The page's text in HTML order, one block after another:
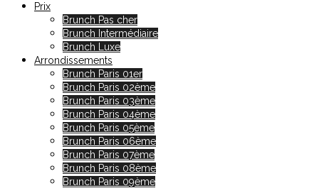
Prix
Brunch Pas cher
Brunch Intermédiaire
Brunch Luxe
Arrondissements
Brunch Paris 01er
Brunch Paris 02ème
Brunch Paris 03ème
Brunch Paris 04ème
Brunch Paris 05ème
Brunch Paris 06ème
Brunch Paris 07ème
Brunch Paris 08ème
Brunch Paris 09ème